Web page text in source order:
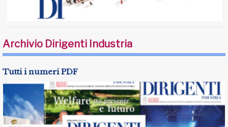
Archivio Dirigenti Industria
Tutti i numeri PDF